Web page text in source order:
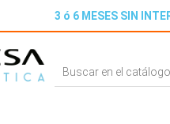
3 ó 6 MESES SIN